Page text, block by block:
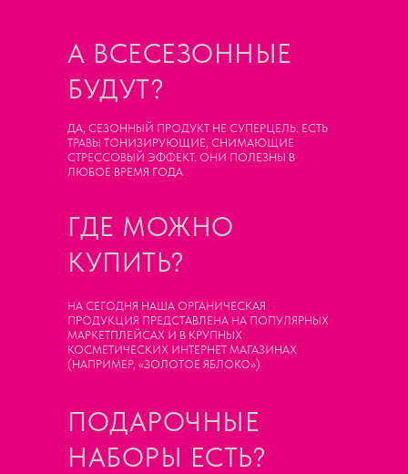
ПОДАРОЧНЫЕ
НАБОРЫ ЕСТЬ?
НА СЕГОДНЯ НАША ОРГАНИЧЕСКАЯ
ПРОДУКЦИЯ ПРЕДСТАВЛЕНА НА ПОПУЛЯРНЫХ
МАРКЕТПЛЕЙСАХ И В КРУПНЫХ
КОСМЕТИЧЕСКИХ ИНТЕРНЕТ МАГАЗИНАХ
(НАПРИМЕР, «ЗОЛОТОЕ ЯБЛОКО»)
ГДЕ МОЖНО
КУПИТЬ?
ДА, СЕЗОННЫЙ ПРОДУКТ НЕ СУПЕРЦЕЛЬ. ЕСТЬ
ТРАВЫ ТОНИЗИРУЮЩИЕ, СНИМАЮЩИЕ
СТРЕССОВЫЙ ЭФФЕКТ. ОНИ ПОЛЕЗНЫ В
ЛЮБОЕ ВРЕМЯ ГОДА
А ВСЕСЕЗОННЫЕ
БУДУТ?
ЯРКОСТЬ
79699668133